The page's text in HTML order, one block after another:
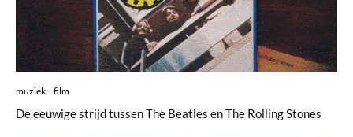
muziek film
De eeuwige strijd tussen The Beatles en The Rolling Stones